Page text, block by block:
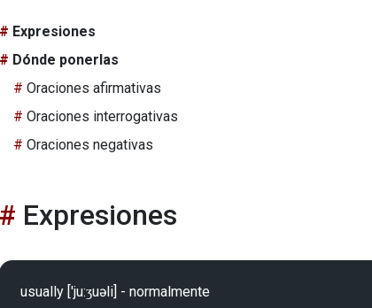
Expresiones
Dónde ponerlas
Oraciones afirmativas
Oraciones interrogativas
Oraciones negativas
Expresiones
usually ['ju:ʒuəli] - normalmente